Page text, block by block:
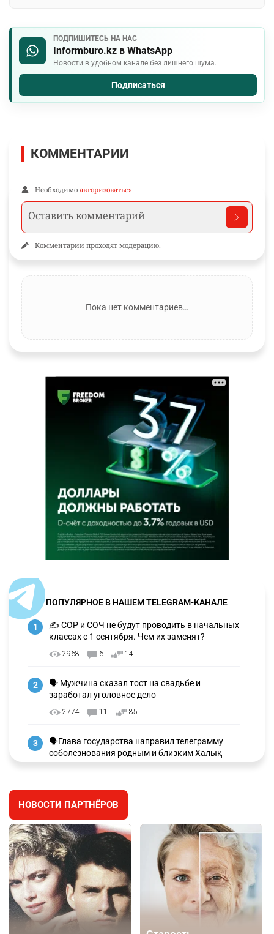
ПОДПИШИТЕСЬ НА НАС
Informburo.kz в WhatsApp
Новости в удобном канале без лишнего шума.
Подписаться
КОММЕНТАРИИ
Необходимо авторизоваться
Комментарии проходят модерацию.
Пока нет комментариев…
ПОПУЛЯРНОЕ В НАШЕМ TELEGRAM-КАНАЛЕ
1
✍️ СОР и СОЧ не будут проводить в начальных
классах с 1 сентября. Чем их заменят?
2968 6 14
2
🗣 Мужчина сказал тост на свадьбе и
заработал уголовное дело
2774 11 85
3
🗣Глава государства направил телеграмму
соболезнования родным и близким Халық
қаһарманы Ивана Гапича
🇫🇷 Клуб ПСЖ объявил об открытии своей
футбольной академии в Астане
2634 2 39
5
🇺🇸🇯🇵 США и Япония провели совместную
интервенцию для спасения иены
2693 1 16
НОВОСТИ ПАРТНЁРОВ